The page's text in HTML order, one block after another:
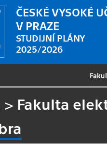
ČESKÉ VYSOKÉ
V PRAZE
STUDIJNÍ PLÁNY
2025/2026
> Fakulta